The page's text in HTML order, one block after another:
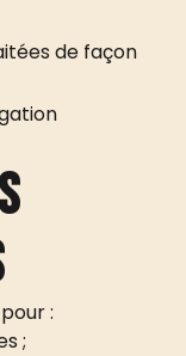
de façon
:
;